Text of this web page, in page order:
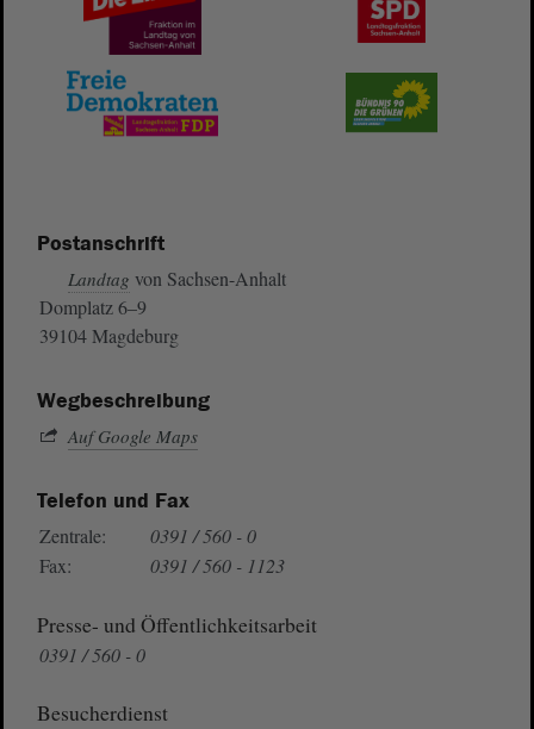
Postanschrift
Landtag von Sachsen-Anhalt
Domplatz 6–9
39104 Magdeburg
Wegbeschreibung
Auf Google Maps
Telefon und Fax
Zentrale:
0391 / 560 - 0
Fax:
0391 / 560 - 1123
Presse- und Öffentlichkeitsarbeit
0391 / 560 - 0
Besucherdienst